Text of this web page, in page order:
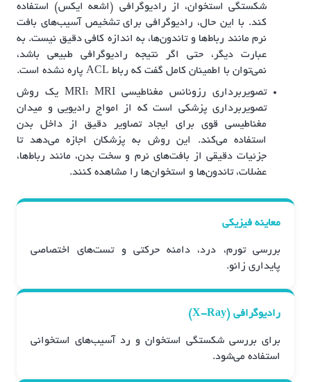
شکستگی استخوان، از رادیوگرافی (اشعه ایکس) استفاده
کند. با این حال، رادیوگرافی برای تشخیص آسیب‌های بافت
نرم مانند رباط‌ها و تاندون‌ها، به اندازه کافی دقیق نیست. به
عبارت دیگر، حتی اگر نتیجه رادیوگرافی طبیعی باشد،
نمی‌توان با اطمینان کامل گفت که رباط ACL پاره نشده است.
تصویربرداری رزونانس مغناطیسی MRI: MRI یک روش
تصویربرداری پزشکی است که از امواج رادیویی و میدان
مغناطیسی قوی برای ایجاد تصاویر دقیق از داخل بدن
استفاده می‌کند. این روش به پزشکان اجازه می‌دهد تا
جزئیات دقیقی از بافت‌های نرم و سخت بدن، مانند رباط‌ها،
عضلات، تاندون‌ها و استخوان‌ها را مشاهده کنند.
معاینه فیزیکی
بررسی تورم، درد، دامنه حرکتی و تست‌های اختصاصی
پایداری زانو.
رادیوگرافی (X-Ray)
برای بررسی شکستگی استخوان و رد آسیب‌های استخوانی
استفاده می‌شود.